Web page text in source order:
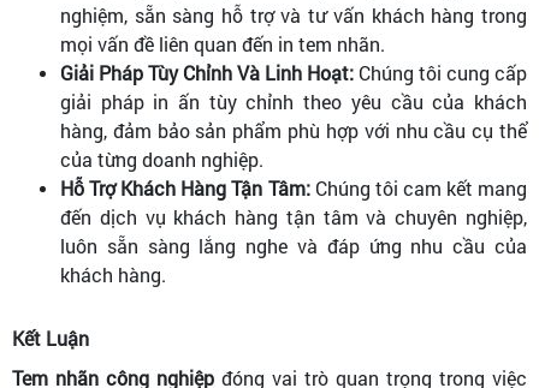
nghiệm, sẵn sàng hỗ trợ và tư vấn khách hàng trong
mọi vấn đề liên quan đến in tem nhãn.
Giải Pháp Tùy Chỉnh Và Linh Hoạt: Chúng tôi cung cấp
giải pháp in ấn tùy chỉnh theo yêu cầu của khách
hàng, đảm bảo sản phẩm phù hợp với nhu cầu cụ thể
của từng doanh nghiệp.
Hỗ Trợ Khách Hàng Tận Tâm:Chúng tôi cam kết mang
đến dịch vụ khách hàng tận tâm và chuyên nghiệp,
luôn sẵn sàng lắng nghe và đáp ứng nhu cầu của
khách hàng.
Kết Luận
Tem nhãn công nghiệp đóng vai trò quan trọng trong việc